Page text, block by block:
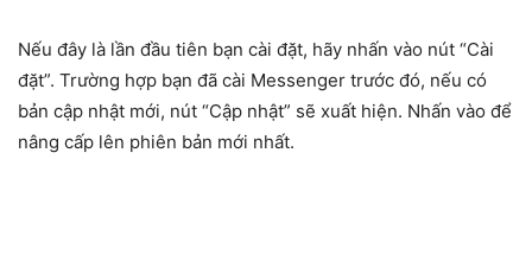
Nếu đây là lần đầu tiên bạn cài đặt, hãy nhấn vào nút “Cài
đặt”. Trường hợp bạn đã cài Messenger trước đó, nếu có
bản cập nhật mới, nút “Cập nhật” sẽ xuất hiện. Nhấn vào để
nâng cấp lên phiên bản mới nhất.